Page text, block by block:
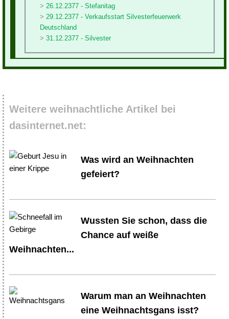
26.12.2377 - Stefanitag
29.12.2377 - Verkaufsstart Silvesterfeuerwerk
Deutschland
31.12.2377 - Silvester
Weitere weihnachtliche Artikel bei
dasinternet.net:
Was wird an Weihnachten
gefeiert?
Wussten Sie schon, dass die
Chance auf weiße
Weihnachten...
Warum man an Weihnachten
eine Weihnachtsgans isst?